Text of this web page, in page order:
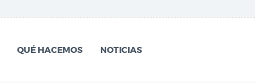
QUÉ HACEMOS NOTICIAS